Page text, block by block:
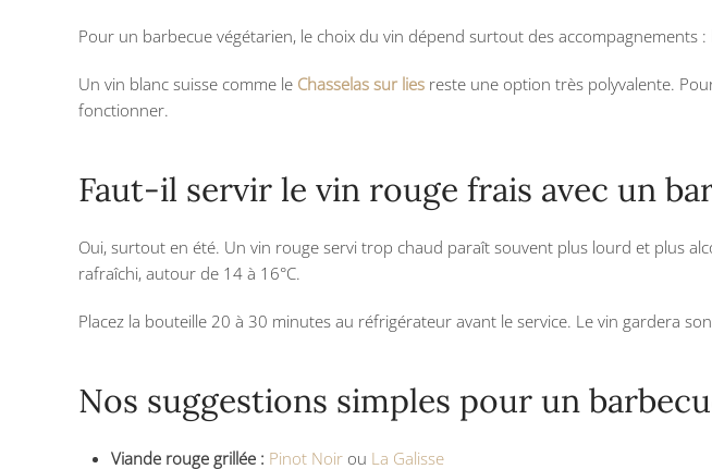
Pour un barbecue végétarien, le choix du vin dépend surtout des accompagnements
Un vin blanc suisse comme le Chasselas sur lies reste une option très polyvalente.
fonctionner.
Faut-il servir le vin rouge frais avec un
Oui, surtout en été. Un vin rouge servi trop chaud paraît souvent plus lourd et plus
rafraîchi, autour de 14 à 16°C.
Placez la bouteille 20 à 30 minutes au réfrigérateur avant le service. Le vin gardera
Nos suggestions simples pour un
Viande rouge grillée : Pinot Noir ou La Galisse